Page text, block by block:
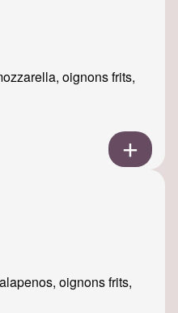
oignons frits,
oignons frits,